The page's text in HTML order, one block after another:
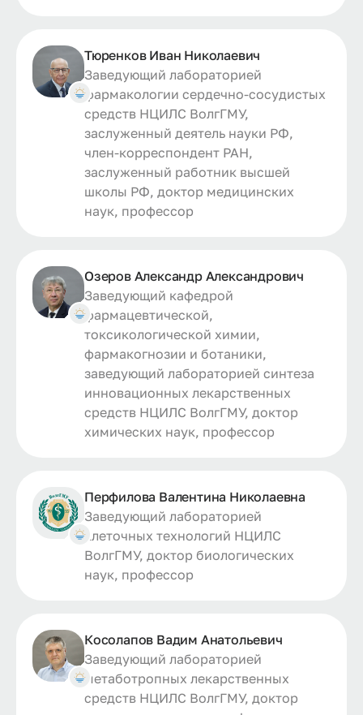
Тюренков Иван Николаевич
Заведующий лабораторией
фармакологии сердечно-сосудистых
средств НЦИЛС ВолгГМУ,
заслуженный деятель науки РФ,
член-корреспондент РАН,
заслуженный работник высшей
школы РФ, доктор медицинских
наук, профессор
Озеров Александр Александрович
Заведующий кафедрой
фармацевтической,
токсикологической химии,
фармакогнозии и ботаники,
заведующий лабораторией синтеза
инновационных лекарственных
средств НЦИЛС ВолгГМУ, доктор
химических наук, профессор
Перфилова Валентина Николаевна
Заведующий лабораторией
клеточных технологий НЦИЛС
ВолгГМУ, доктор биологических
наук, профессор
Косолапов Вадим Анатольевич
Заведующий лабораторией
метаботропных лекарственных
средств НЦИЛС ВолгГМУ, доктор